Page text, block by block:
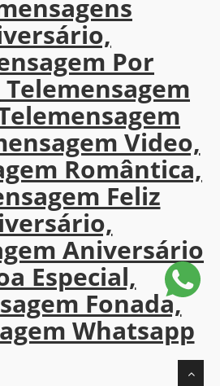
Por
Video,
Romântica,
Feliz
Aniversário
Especial,
Fonada,
Whatsapp